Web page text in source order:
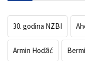
30. godina NZBI
Armin Hodžić